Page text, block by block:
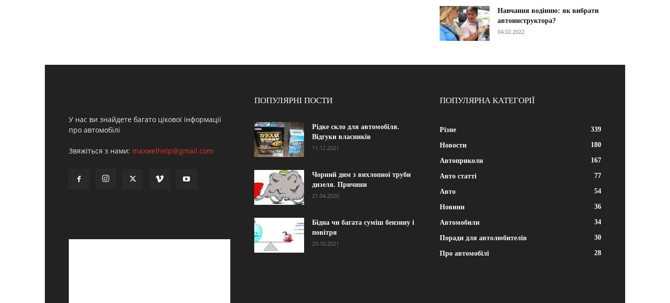
Навчання водінню: як вибрати
автоинструктора?
04.02.2022
У нас ви знайдете багато цікової інформації
про автомобілі
Звяжіться з нами: maxwelhelp@gmail.com
ПОПУЛЯРНІ ПОСТИ
Рідке скло для автомобіля.
Відгуки власників
11.12.2021
Чорний дим з вихлопної труби
дизеля. Причини
21.04.2020
Бідна чи багата суміш бензину і
повітря
29.10.2021
ПОПУЛЯРНА КАТЕГОРІЇ
Різне 339
Новости 180
Автоприколи 167
Авто статті 77
Авто 54
Новини 36
Автомобили 34
Поради для автолюбителів 30
Про автомобілі 28